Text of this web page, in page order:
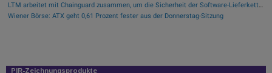
LTM arbeitet mit Chainguard zusammen, um die Sicherheit der Software-Lieferkette durch BlueVerse™ RightLogic zu stärken
Wiener Börse: ATX geht 0,61 Prozent fester aus der Donnerstag-Sitzung
PIR-Zeichnungsprodukte